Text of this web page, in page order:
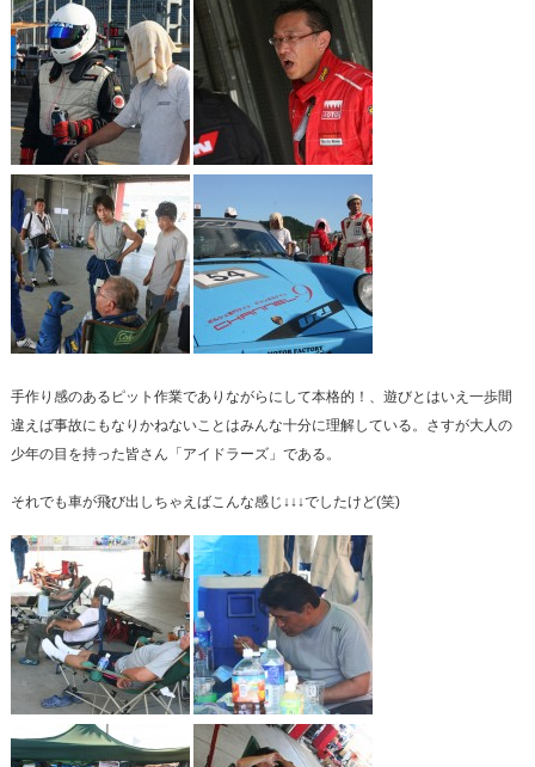
手作り感のあるピット作業でありながらにして本格的！、遊びとはいえ一歩間
違えば事故にもなりかねないことはみんな十分に理解している。さすが大人の
少年の目を持った皆さん「アイドラーズ」である。
それでも車が飛び出しちゃえばこんな感じ↓↓↓でしたけど(笑)